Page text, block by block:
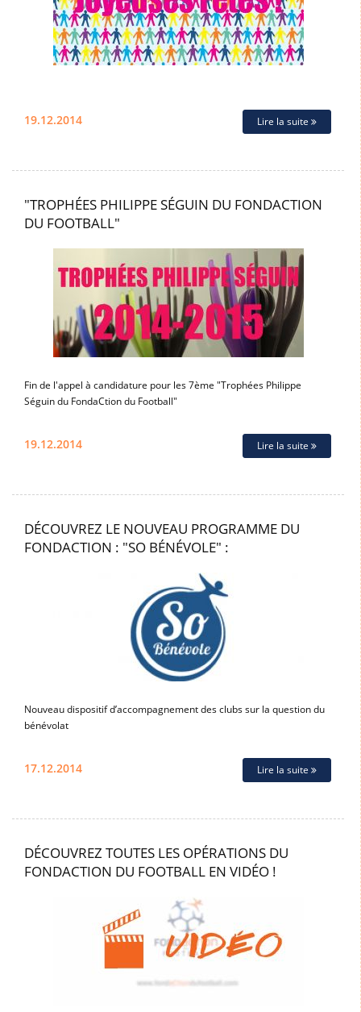
19.12.2014 Lire la suite
"TROPHÉES PHILIPPE SÉGUIN DU FONDACTION
DU FOOTBALL"
Fin de l'appel à candidature pour les 7ème "Trophées Philippe
Séguin du FondaCtion du Football"
19.12.2014 Lire la suite
DÉCOUVREZ LE NOUVEAU PROGRAMME DU
FONDACTION : "SO BÉNÉVOLE" :
Nouveau dispositif d’accompagnement des clubs sur la question du
bénévolat
17.12.2014 Lire la suite
DÉCOUVREZ TOUTES LES OPÉRATIONS DU
FONDACTION DU FOOTBALL EN VIDÉO !